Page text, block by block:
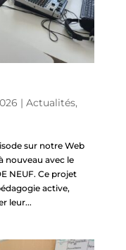
| Actualités,
sur notre Web
nouveau avec le
NEUF. Ce projet
active,
leur...